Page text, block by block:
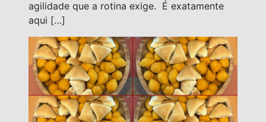
agilidade que a rotina exige. É exatamente
aqui […]